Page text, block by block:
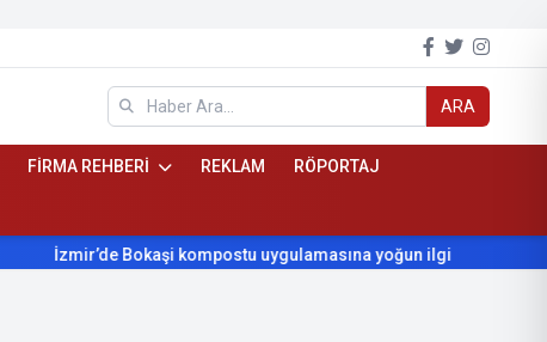
ARA
FİRMA REHBERİ REKLAM RÖPORTAJ
İzmir’de Bokaşi kompostu uygulamasına yoğun ilgi